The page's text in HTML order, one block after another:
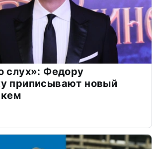
слух»: Федору
приписывают новый